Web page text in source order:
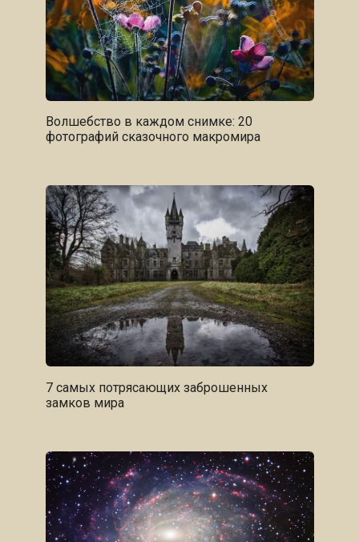
Волшебство в каждом снимке: 20
фотографий сказочного макромира
7 самых потрясающих заброшенных
замков мира